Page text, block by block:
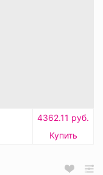
4362.11 руб.
Купить